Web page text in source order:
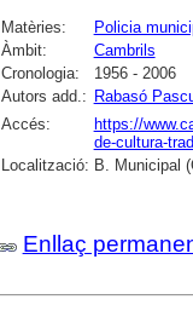
Matèries:
Policia
Àmbit:
Cambrils
Cronologia:
1956 - 2006
Autors add.: Rabasó
Accés:
https://
de-cultura-
Localització: B. Municipal
Enllaç